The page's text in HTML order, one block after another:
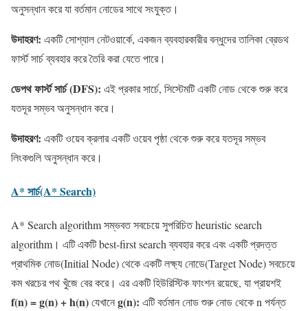
অনুসন্ধান করে যা বর্তমান নোডের সাথে সংযুক্ত।
উদাহরণ: একটি সোশ্যাল নেটওয়ার্কে, একজন ব্যবহারকারীর বন্ধুদের তালিকা ব্রেডথ
ফার্স্ট সার্চ ব্যবহার করে তৈরি করা যেতে পারে।
ডেপথ ফার্স্ট সার্চ (DFS): এই প্রকার সার্চে, সিস্টেমটি একটি নোড থেকে শুরু করে
যতদূর সম্ভব অনুসন্ধান করে।
উদাহরণ: একটি ওয়েব ক্রলার একটি ওয়েব পৃষ্ঠা থেকে শুরু করে যতদূর সম্ভব
লিংকগুলি অনুসন্ধান করে।
A* সার্চ(A* Search)
A* Search algorithm সম্ভবত সবচেয়ে সুপরিচিত heuristic search
algorithm। এটি একটি best-first search ব্যবহার করে এবং একটি প্রদত্ত
প্রাথমিক নোড(Initial Node) থেকে একটি লক্ষ্য নোডে(Target Node) সবচেয়ে
কম খরচের পথ খুঁজে বের করে। এর একটি হিউরিস্টিক ফাংশন রয়েছে, যা প্রায়শই
f(n) = g(n) + h(n)যেখানেg(n): এটি বর্তমান নোড শুরু নোড থেকে n পর্যন্ত